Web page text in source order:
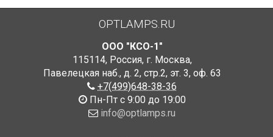
OPTLAMPS.RU
ООО "КСО-1"
115114, Россия, г. Москва,
Павелецкая наб., д. 2, стр.2, эт. 3, оф. 63
+7(499)648-38-36
Пн-Пт с 9:00 до 19:00
info@optlamps.ru